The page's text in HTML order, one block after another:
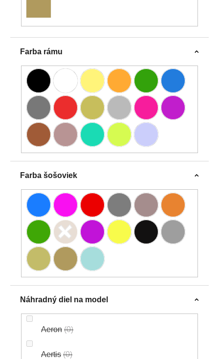
Farba rámu
Farba šošoviek
Náhradný diel na model
Aeron 0
Aertis 0